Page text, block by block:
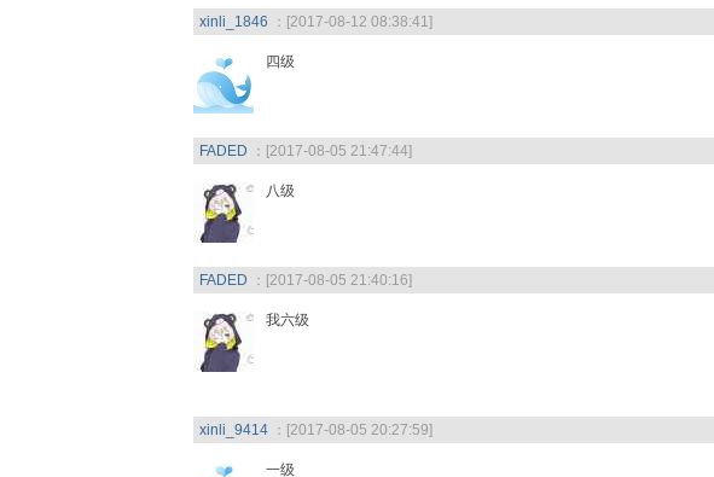
xinli_1846 ：[2017-08-12 08:38:41]
四级
FADED ：[2017-08-05 21:47:44]
八级
FADED ：[2017-08-05 21:40:16]
我六级
xinli_9414 ：[2017-08-05 20:27:59]
一级